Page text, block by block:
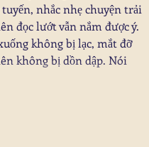
nhắc nhẹ chuyện trải
đọc lướt vẫn nắm được ý.
không bị lạc, mắt đỡ
không bị dồn dập. Nói